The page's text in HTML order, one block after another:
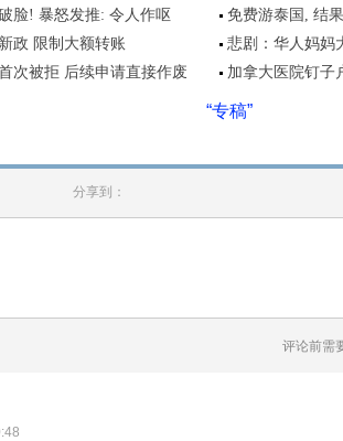
脸! 暴怒发推: 令人作呕
免费游泰国, 结
政 限制大额转账
悲剧：华人妈妈
次被拒 后续申请直接作废
加拿大医院钉子
“专稿”
分享到：
评论前需